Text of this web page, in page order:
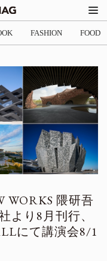
FASHION FOOD
WORKS 隈研吾
より8月刊行、
にて講演会8/1